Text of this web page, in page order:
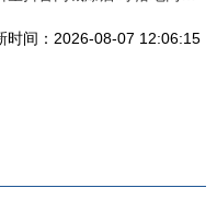
时间：2026-08-07 12:06:15